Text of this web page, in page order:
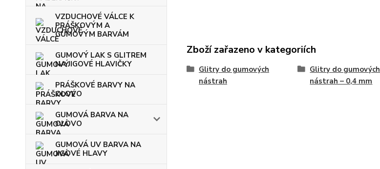
VZDUCHOVÉ VÁLCE K
PRÁŠKOVÝM A
GUMOVÝM BARVÁM
GUMOVÝ LAK S GLITREM
NA JIGOVÉ HLAVIČKY
PRÁŠKOVÉ BARVY NA
OLOVO
GUMOVÁ BARVA NA
OLOVO
GUMOVÁ UV BARVA NA
JIGOVÉ HLAVY
Zboží zařazeno v kategoriích
Glitry do gumových
nástrah
Glitry do gumových
nástrah – 0,4 mm